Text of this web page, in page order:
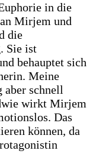
in die
Mirjem und
die
Sie ist
behauptet sich
Meine
aber schnell
wirkt Mirjem
Das
können, da